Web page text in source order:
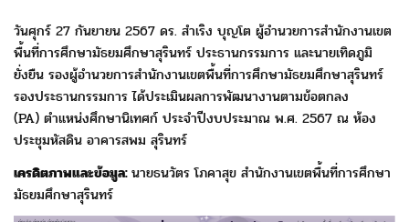
วันศุกร์ 27 กันยายน 2567 ดร. สำเริง บุญโต ผู้อำนวยการสำนักงานเขต
พื้นที่การศึกษามัธยมศึกษาสุรินทร์ ประธานกรรมการ และนายเทิดภูมิ
ยั่งยืน รองผู้อำนวยการสำนักงานเขตพื้นที่การศึกษามัธยมศึกษาสุรินทร์
รองประธานกรรมการได้ประเมินผลการพัฒนางานตามข้อตกลง
(PA)ตำแหน่งศึกษานิเทศก์ ประจำปีงบประมาณ พ.ศ. 2567ณ ห้อง
ประชุมหัสดิน อาคารสพม สุรินทร์
เครดิตภาพและข้อมูล:นายธนวัตร โภคาสุขสำนักงานเขตพื้นที่การศึกษา
มัธยมศึกษาสุรินทร์